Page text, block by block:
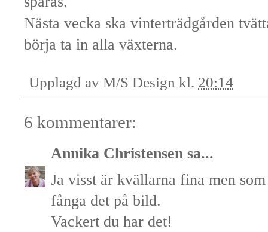
Nästa vecka ska vinterträdgården
börja ta in alla växterna.
Upplagd av M/S Design kl. 20:14
6 kommentarer:
Annika Christensen sa...
Ja visst är kvällarna fina men
fånga det på bild.
Vackert du har det!